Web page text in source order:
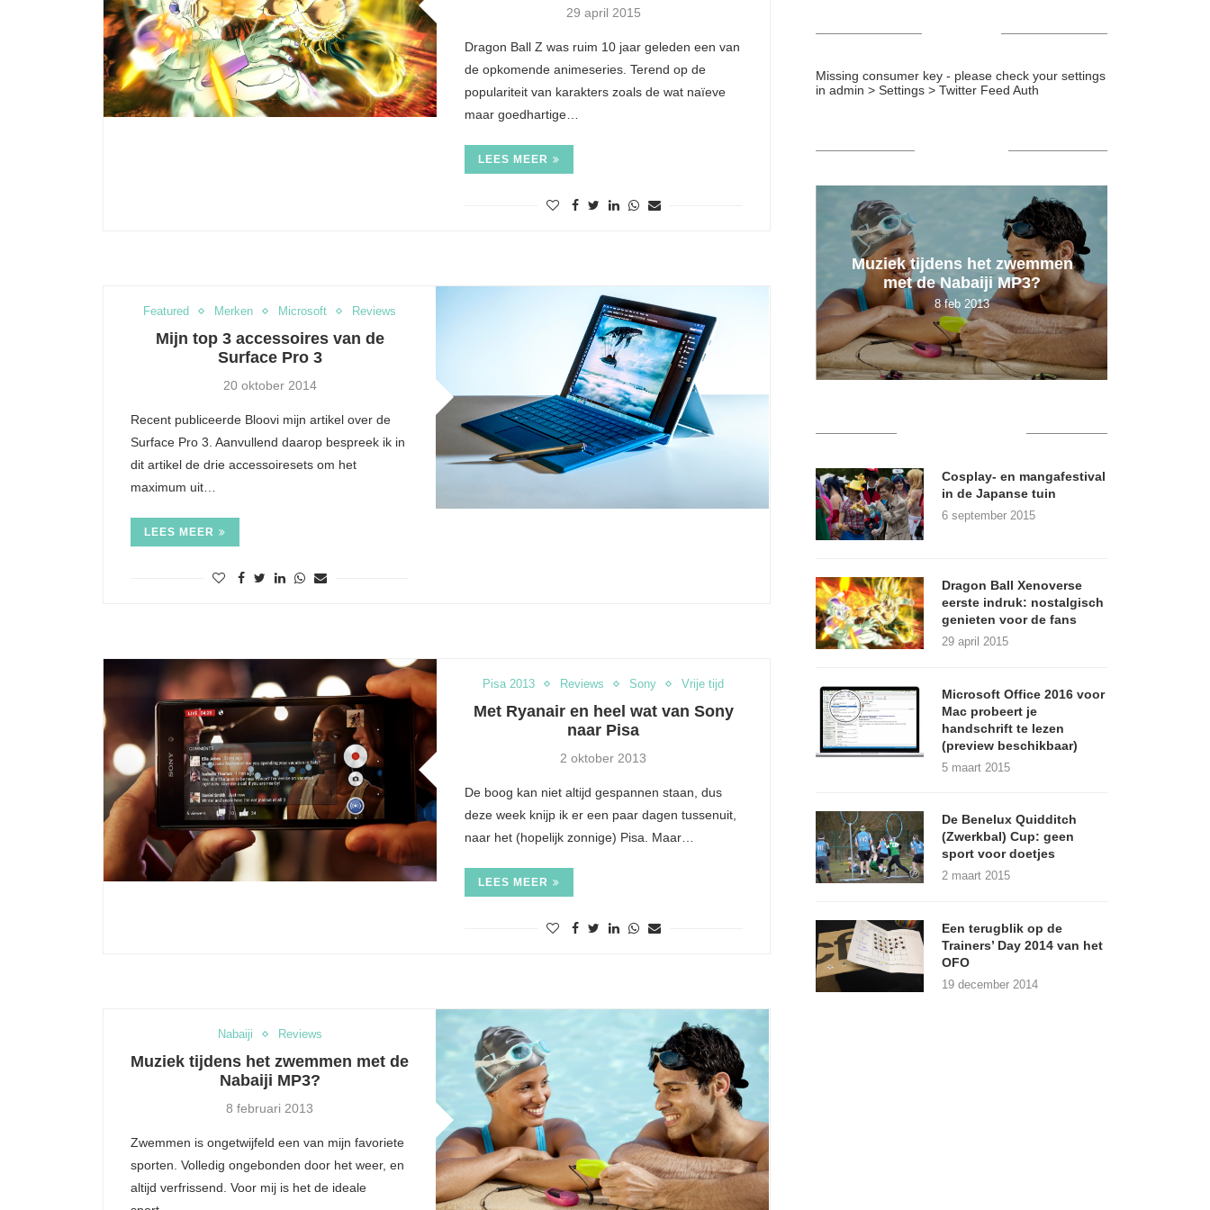
29 april 2015
Dragon Ball Z was ruim 10 jaar geleden een van
de opkomende animeseries. Terend op de
populariteit van karakters zoals de wat naïeve
maar goedhartige…
LEES MEER
Featured Merken Microsoft Reviews
Mijn top 3 accessoires van de
Surface Pro 3
20 oktober 2014
Recent publiceerde Bloovi mijn artikel over de
Surface Pro 3. Aanvullend daarop bespreek ik in
dit artikel de drie accessoiresets om het
maximum uit…
LEES MEER
Pisa 2013 Reviews Sony Vrije tijd
Met Ryanair en heel wat van Sony
naar Pisa
2 oktober 2013
De boog kan niet altijd gespannen staan, dus
deze week knijp ik er een paar dagen tussenuit,
naar het (hopelijk zonnige) Pisa. Maar…
LEES MEER
Nabaiji Reviews
Muziek tijdens het zwemmen met de
Nabaiji MP3?
8 februari 2013
Zwemmen is ongetwijfeld een van mijn favoriete
sporten. Volledig ongebonden door het weer, en
altijd verfrissend. Voor mij is het de ideale
Missing consumer key - please check your settings
in admin > Settings > Twitter Feed Auth
charged at Tomorrowland
18 aug 2014
veranderen
9 jul 2014
Muziek tijdens het zwemmen
met de Nabaiji MP3?
8 feb 2013
Cosplay- en mangafestival
in de Japanse tuin
6 september 2015
Dragon Ball Xenoverse
eerste indruk: nostalgisch
genieten voor de fans
29 april 2015
Microsoft Office 2016 voor
Mac probeert je
handschrift te lezen
(preview beschikbaar)
5 maart 2015
De Benelux Quidditch
(Zwerkbal) Cup: geen
sport voor doetjes
2 maart 2015
Een terugblik op de
Trainers’ Day 2014 van het
OFO
19 december 2014